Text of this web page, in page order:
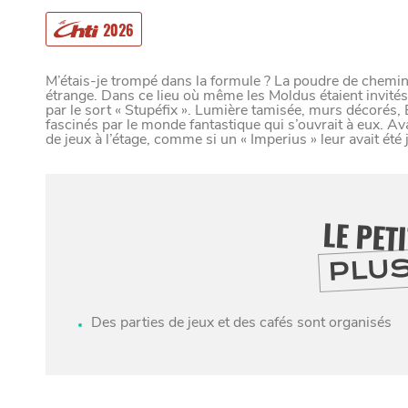
VIVRE DANS
U
N
D
2026
M’étais-je trompé dans la formule ? La poudre de
étrange. Dans ce lieu où même les Moldus étaient
par le sort « Stupéfix ». Lumière tamisée, murs
fascinés par le monde fantastique qui s’ouvrait à eux.
de jeux à l’étage, comme si un « Imperius » leur avait été
LE
Des parties de jeux et des cafés sont organisés
Paramètres de confidentialité
Google Analytics